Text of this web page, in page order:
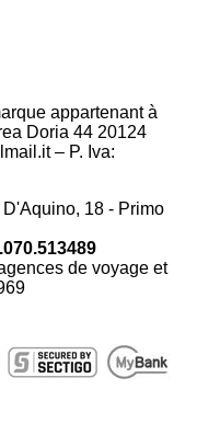
appartenant à
Doria 44 20124
– P. Iva:
18 - Primo
de voyage et